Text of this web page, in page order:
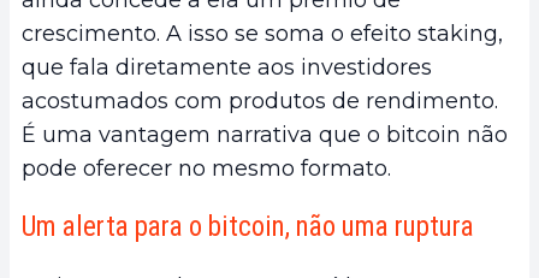
crescimento. A isso se soma o efeito staking,
que fala diretamente aos investidores
acostumados com produtos de rendimento.
É uma vantagem narrativa que o bitcoin não
pode oferecer no mesmo formato.
Um alerta para o bitcoin, não uma ruptura